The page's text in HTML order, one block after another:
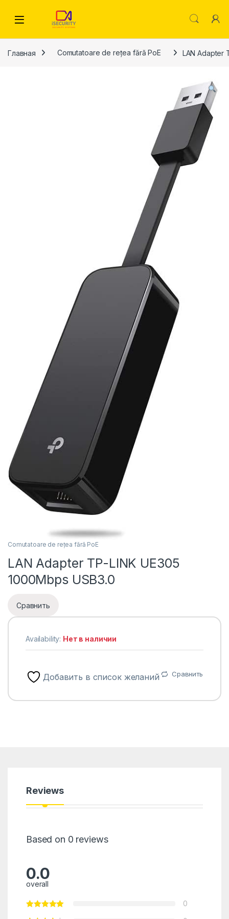
Главная Comutatoare de rețea fără PoE LAN Adapter
Comutatoare de rețea fără PoE
LAN Adapter TP-LINK UE305
1000Mbps USB3.0
Сравнить
Availability: Нет в наличии
Добавить в список желаний Сравнить
Reviews
Based on 0 reviews
0.0
overall
0